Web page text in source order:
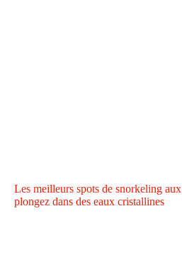
Les meilleurs spots de snorkeling
plongez dans des eaux cristallines